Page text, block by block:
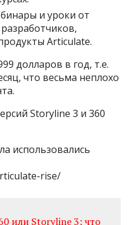
и уроки от
Articulate.
долларов в год, т.е.
что весьма неплохо
Storyline 3 и 360
использовались
rise/
или Storyline 3: что